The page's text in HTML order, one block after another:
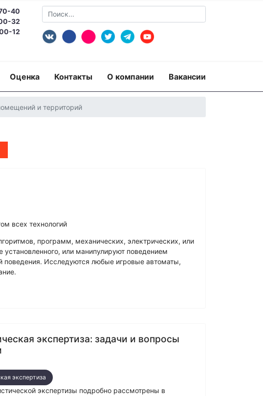
40
32
12
Оценка Контакты О компании Вакансии
и территорий
всех технологий
программ, механических, электрических, или
или манипулируют поведением
поведения. Исследуются любые игровые автоматы,
экспертиза: задачи и вопросы
экспертиза
экспертизы подробно рассмотрены в